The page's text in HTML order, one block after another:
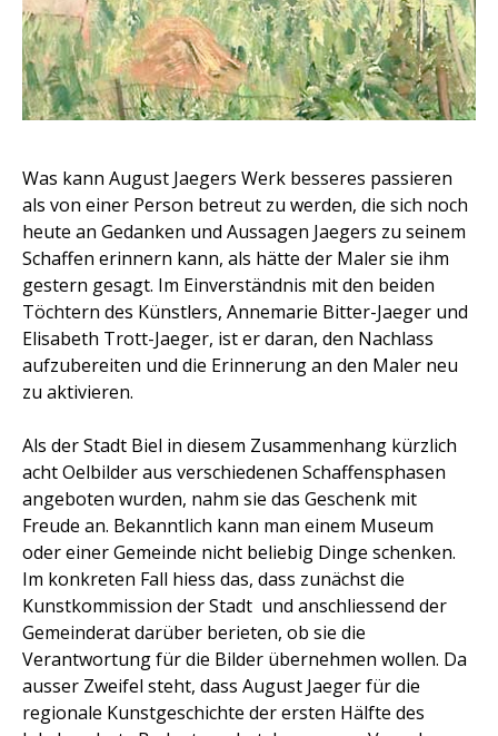
Was kann August Jaegers Werk besseres passieren
als von einer Person betreut zu werden, die sich noch
heute an Gedanken und Aussagen Jaegers zu seinem
Schaffen erinnern kann, als hätte der Maler sie ihm
gestern gesagt. Im Einverständnis mit den beiden
Töchtern des Künstlers, Annemarie Bitter-Jaeger und
Elisabeth Trott-Jaeger, ist er daran, den Nachlass
aufzubereiten und die Erinnerung an den Maler neu
zu aktivieren.
Als der Stadt Biel in diesem Zusammenhang kürzlich
acht Oelbilder aus verschiedenen Schaffensphasen
angeboten wurden, nahm sie das Geschenk mit
Freude an. Bekannt­lich kann man einem Museum
oder einer Gemeinde nicht beliebig Dinge schenken.
Im konkreten Fall hiess das, dass zunächst die
Kunstkommission der Stadt und anschliessend der
Gemeinderat darüber berieten, ob sie die
Verantwortung für die Bilder übernehmen wollen. Da
ausser Zweifel steht, dass August Jaeger für die
regionale Kunstgeschichte der ersten Hälfte des